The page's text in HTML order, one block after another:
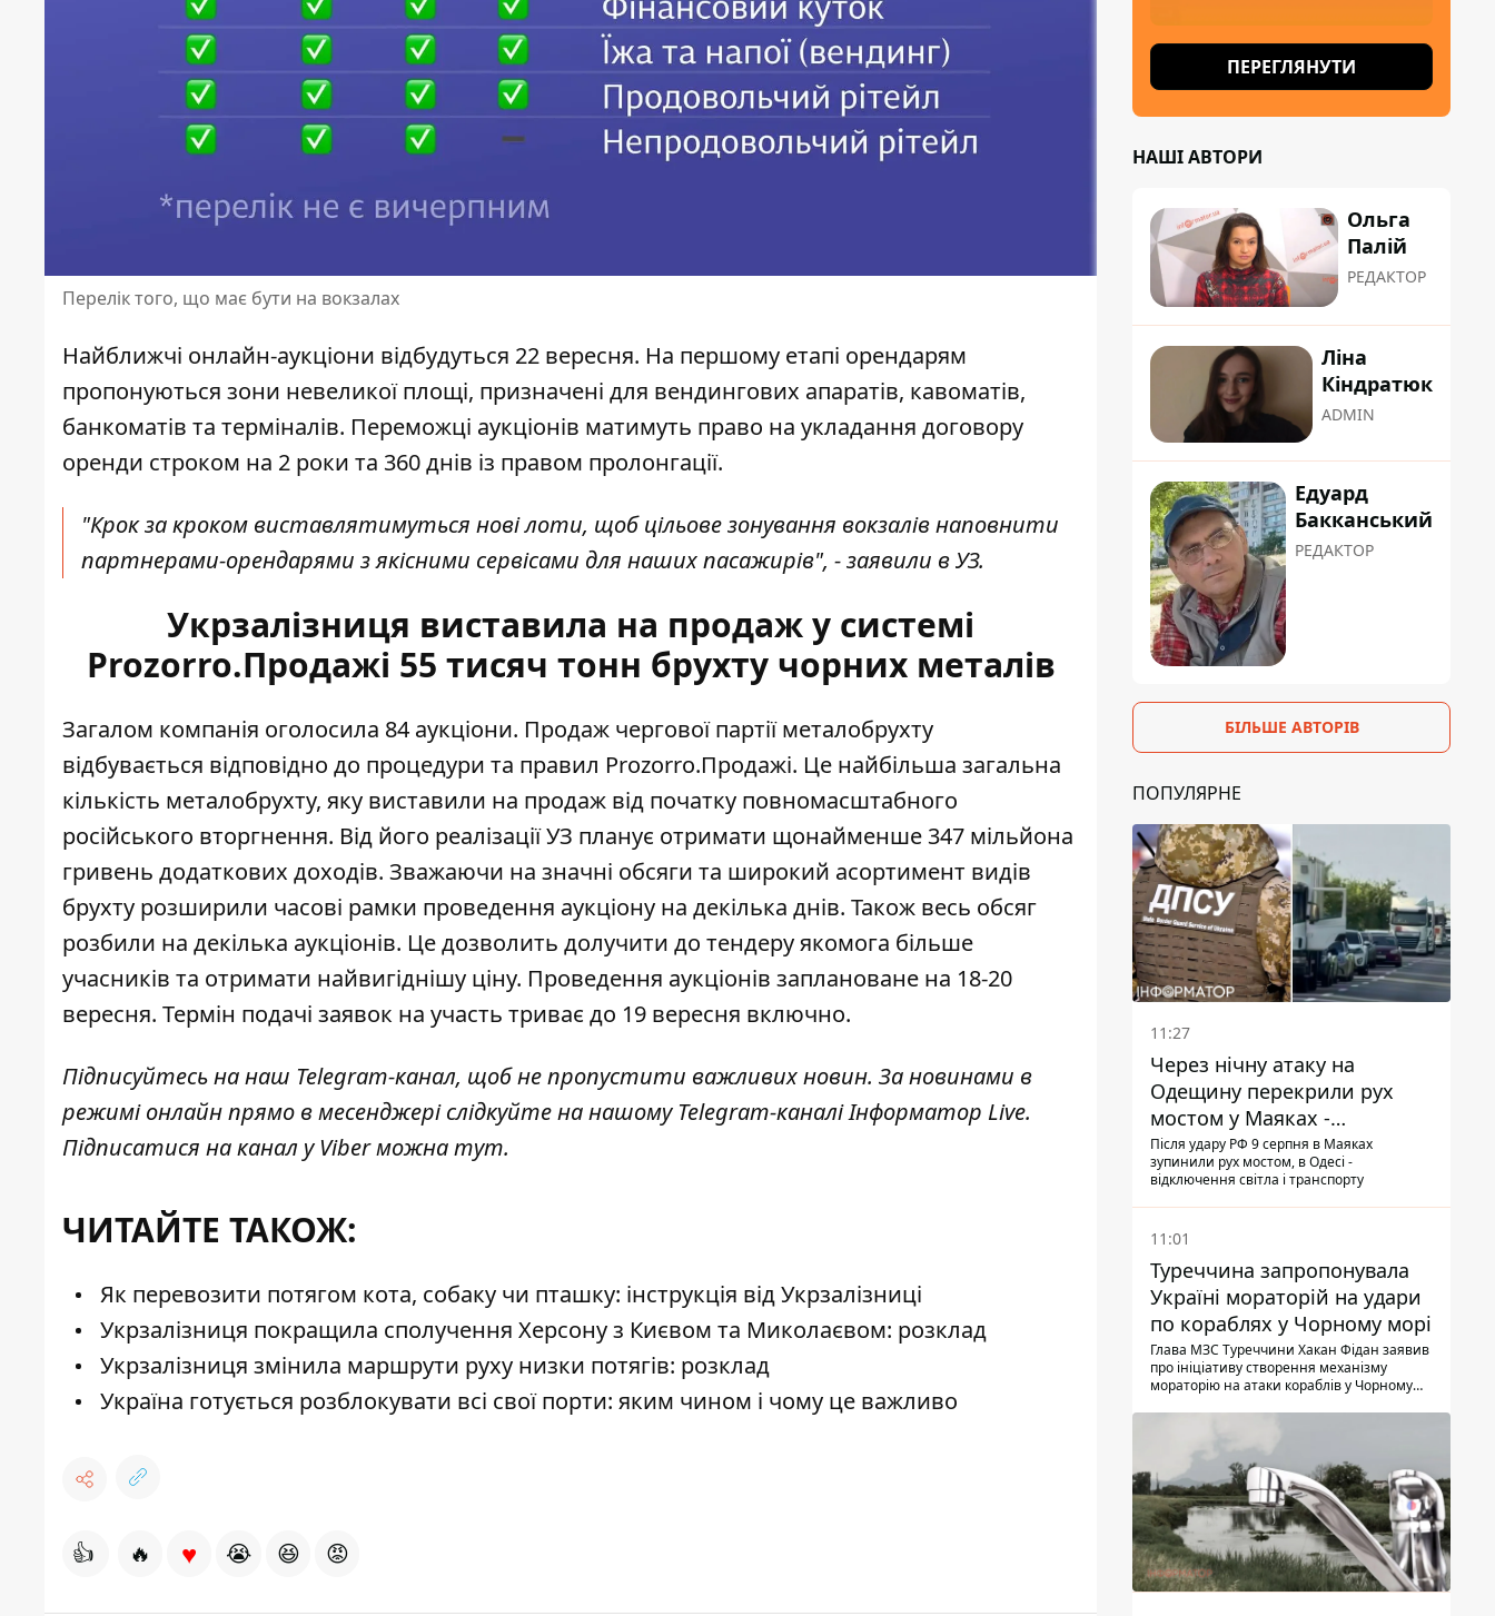
Перелік того, що має бути на вокзалах
Найближчі онлайн-аукціони відбудуться 22 вересня. На першому етапі орендарям
пропонуються зони невеликої площі, призначені для вендингових апаратів, кавоматів,
банкоматів та терміналів. Переможці аукціонів матимуть право на укладання договору
оренди строком на 2 роки та 360 днів із правом пролонгації.
"Крок за кроком виставлятимуться нові лоти, щоб цільове зонування вокзалів наповнити
партнерами-орендарями з якісними сервісами для наших пасажирів", - заявили в УЗ.
Укрзалізниця виставила на продаж у системі
Prozorro.Продажі 55 тисяч тонн брухту чорних металів
Загалом компанія оголосила 84 аукціони. Продаж чергової партії металобрухту
відбувається відповідно до процедури та правил Prozorro.Продажі. Це найбільша загальна
кількість металобрухту, яку виставили на продаж від початку повномасштабного
російського вторгнення. Від його реалізації УЗ планує отримати щонайменше 347 мільйона
гривень додаткових доходів. Зважаючи на значні обсяги та широкий асортимент видів
брухту розширили часові рамки проведення аукціону на декілька днів. Також весь обсяг
розбили на декілька аукціонів. Це дозволить долучити до тендеру якомога більше
учасників та отримати найвигіднішу ціну. Проведення аукціонів заплановане на 18-20
вересня. Термін подачі заявок на участь триває до 19 вересня включно.
Підписуйтесь на наш Telegram-канал, щоб не пропустити важливих новин. За новинами в
режимі онлайн прямо в месенджері слідкуйте на нашому Telegram-каналіІнформатор Live.
Підписатися на канал у Viber можнатут.
ЧИТАЙТЕ ТАКОЖ:
Як перевозити потягом кота, собаку чи пташку: інструкція від Укрзалізниці
Укрзалізниця покращила сполучення Херсону з Києвом та Миколаєвом: розклад
Укрзалізниця змінила маршрути руху низки потягів: розклад
Україна готується розблокувати всі свої порти: яким чином і чому це важливо
👍 🔥 ♥ 😭 😆 😡
ПЕРЕГЛЯНУТИ
НАШІ АВТОРИ
Ольга
Палій
РЕДАКТОР
Ліна
Кіндратюк
ADMIN
Едуард
Бакканський
РЕДАКТОР
БІЛЬШЕ АВТОРІВ
ПОПУЛЯРНЕ
11:27
Через нічну атаку на
Одещину перекрили рух
мостом у Маяках -
подробиці від ДПСУ
Після удару РФ 9 серпня в Маяках
зупинили рух мостом, в Одесі -
відключення світла і транспорту
11:01
Туреччина запропонувала
Україні мораторій на удари
по кораблях у Чорному морі
Глава МЗС Туреччини Хакан Фідан заявив
про ініціативу створення механізму
мораторію на атаки кораблів у Чорному